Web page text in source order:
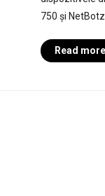
750 și
Read more